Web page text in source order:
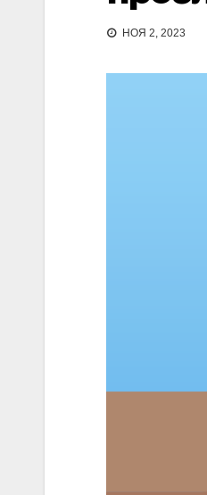
НОЯ 2, 2023